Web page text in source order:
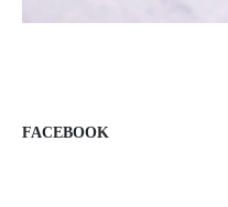
FACEBOOK